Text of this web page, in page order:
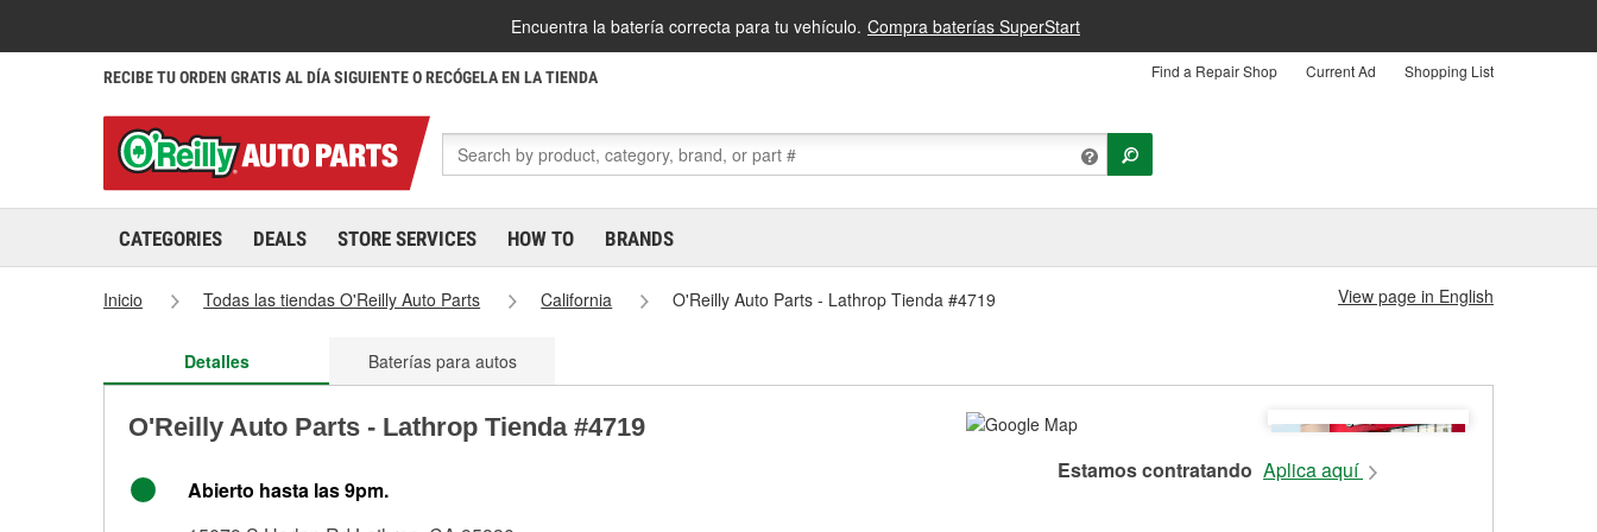
Encuentra la batería correcta para tu vehículo. Compra baterías SuperStart
RECIBE TU ORDEN GRATIS AL DÍA SIGUIENTE O RECÓGELA EN LA TIENDA Find a Repair Shop Current Ad Shopping List
CATEGORIES DEALS STORE SERVICES HOW TO BRANDS
Inicio Todas las tiendas O'Reilly Auto Parts California O'Reilly Auto Parts - Lathrop Tienda #4719 View page in English
Detalles Baterías para autos
O'Reilly Auto Parts - Lathrop Tienda #4719
Abierto hasta las 9pm.
Estamos contratando Aplica aquí